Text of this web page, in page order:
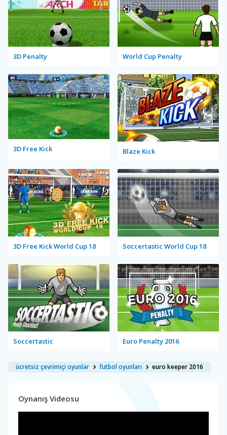
3D Penalty World Cup Penalty
3D Free Kick Blaze Kick
3D Free Kick World Cup 18 Soccertastic World Cup 18
Soccertastic Euro Penalty 2016
ücretsiz çevrimiçi oyunlar futbol oyunları euro keeper 2016
Oynanış Videosu